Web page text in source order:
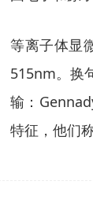
等离子体显
515nm。换
输：
特征，他们